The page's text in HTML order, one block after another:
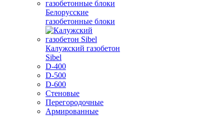
Белорусские
газобетонные блоки
Калужский газобетон
Sibel
D-400
D-500
D-600
Стеновые
Перегородочные
Армированные